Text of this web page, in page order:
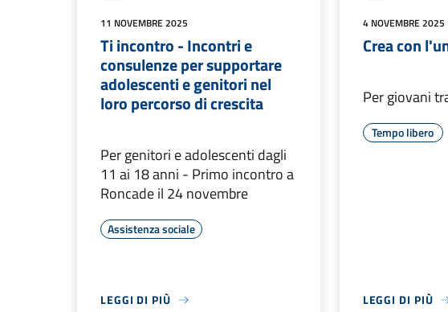
11 NOVEMBRE 2025
Ti incontro - Incontri e
consulenze per supportare
adolescenti e genitori nel
loro percorso di crescita
Per genitori e adolescenti dagli
11 ai 18 anni - Primo incontro a
Roncade il 24 novembre
Assistenza sociale
LEGGI DI PIÙ
4 NOVEMBRE 2025
Crea con
Per giovani
Tempo libero
LEGGI DI PIÙ